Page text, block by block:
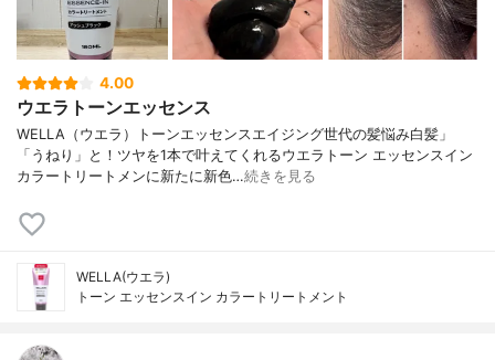
4.00
ウエラトーンエッセンス
WELLA（ウエラ）トーンエッセンスエイジング世代の髪悩み白髪」
「うねり」と！ツヤを1本で叶えてくれるウエラトーン エッセンスイン
カラートリートメンに新たに新色…続きを見る
WELLA(ウエラ)
トーン エッセンスイン カラートリートメント